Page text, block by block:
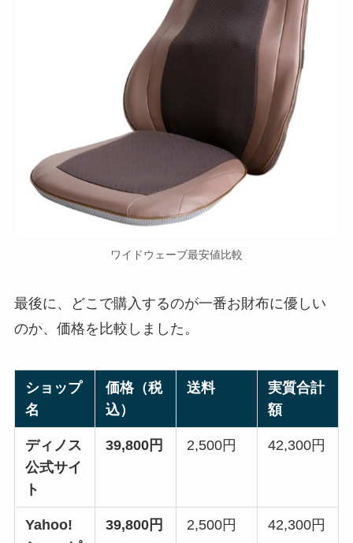
ワイドウェーブ最安値比較
最後に、どこで購入するのが一番お財布に優しい
のか、価格を比較しました。
ショップ
名
価格（税
込）
送料
実質合計
額
ディノス
公式サイ
ト
39,800円 2,500円 42,300円
Yahoo!
39,800円 2,500円 42,300円